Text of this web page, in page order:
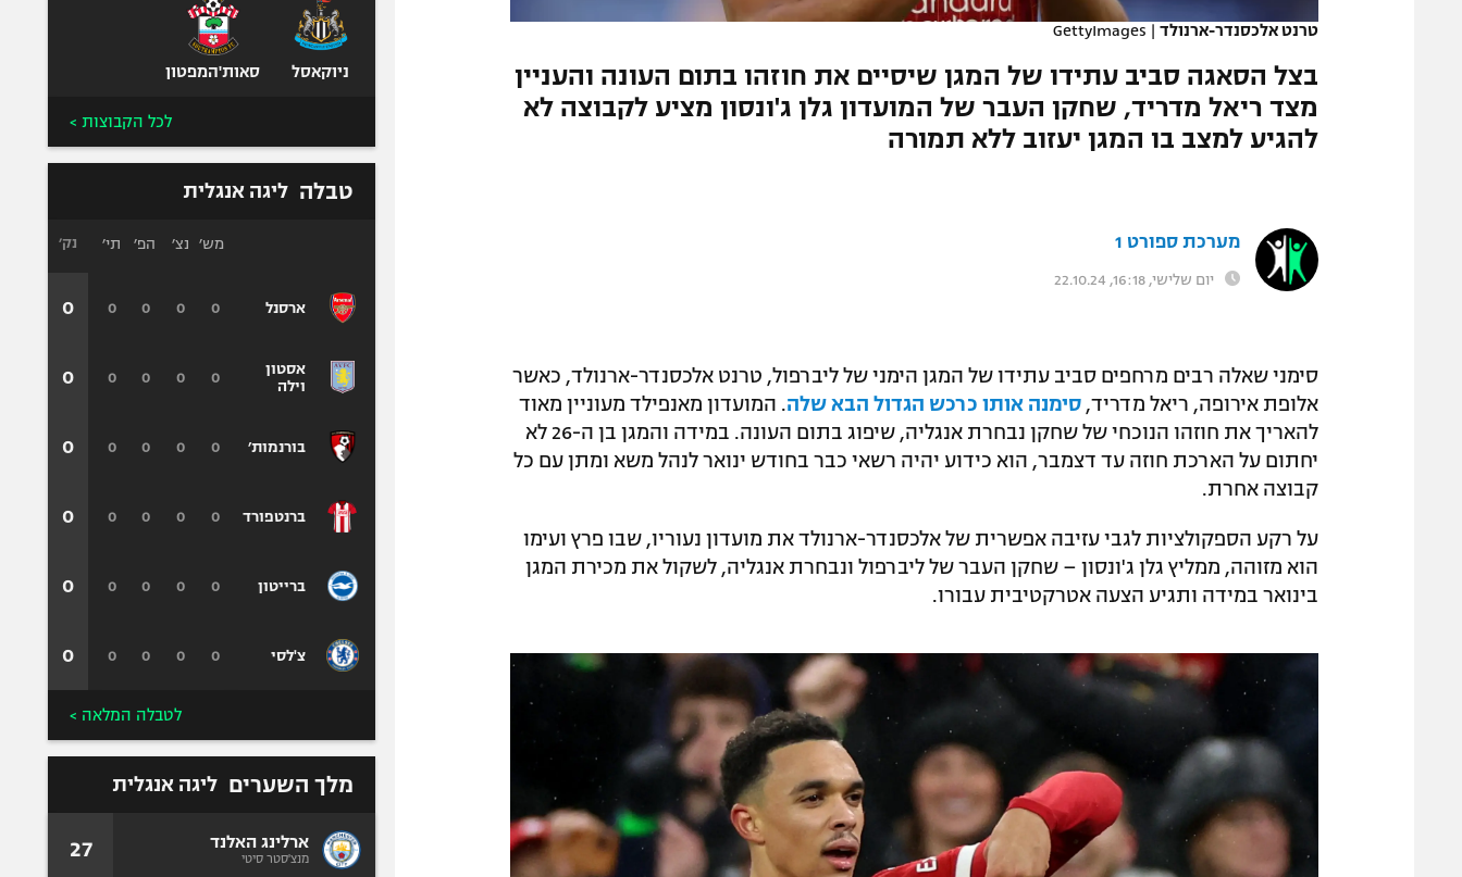
טרנט אלכסנדר-ארנולד |
GettyImages
בצל הסאגה סביב עתידו של המגן שיסיים את חוזהו בתום העונה והעניין
מצד ריאל מדריד, שחקן העבר של המועדון גלן ג'ונסון מציע לקבוצה לא
להגיע למצב בו המגן יעזוב ללא תמורה
מערכת ספורט 1
יום שלישי, 16:18, 22.10.24
סימני שאלה רבים מרחפים סביב עתידו של המגן הימני של ליברפול, טרנט אלכסנדר-ארנולד, כאשר
אלופת אירופה, ריאל מדריד, סימנה אותו כרכש הגדול הבא שלה. המועדון מאנפילד מעוניין מאוד
להאריך את חוזהו הנוכחי של שחקן נבחרת אנגליה, שיפוג בתום העונה. במידה והמגן בן ה-26 לא
יחתום על הארכת חוזה עד דצמבר, הוא כידוע יהיה רשאי כבר בחודש ינואר לנהל משא ומתן עם כל
קבוצה אחרת.
על רקע הספקולציות לגבי עזיבה אפשרית של אלכסנדר-ארנולד את מועדון נעוריו, שבו פרץ ועימו
הוא מזוהה, ממליץ גלן ג'ונסון – שחקן העבר של ליברפול ונבחרת אנגליה, לשקול את מכירת המגן
בינואר במידה ותגיע הצעה אטרקטיבית עבורו.
ניוקאסל סאות'המפטון
לכל הקבוצות >
טבלה ליגה אנגלית
ארסנל
אסטון
וילה
בורנמות׳
ברנטפורד
ברייטון
צ'לסי
מש׳ נצ׳ הפ׳ תי׳
0
0
0
0
0
0
0
0
0
0
0
0
0
0
0
0
0
0
0
0
0
0
0
0
נק׳
0
0
0
0
0
0
לטבלה המלאה >
מלך השערים ליגה אנגלית
ארלינג האלנד
מנצ'סטר סיטי 27